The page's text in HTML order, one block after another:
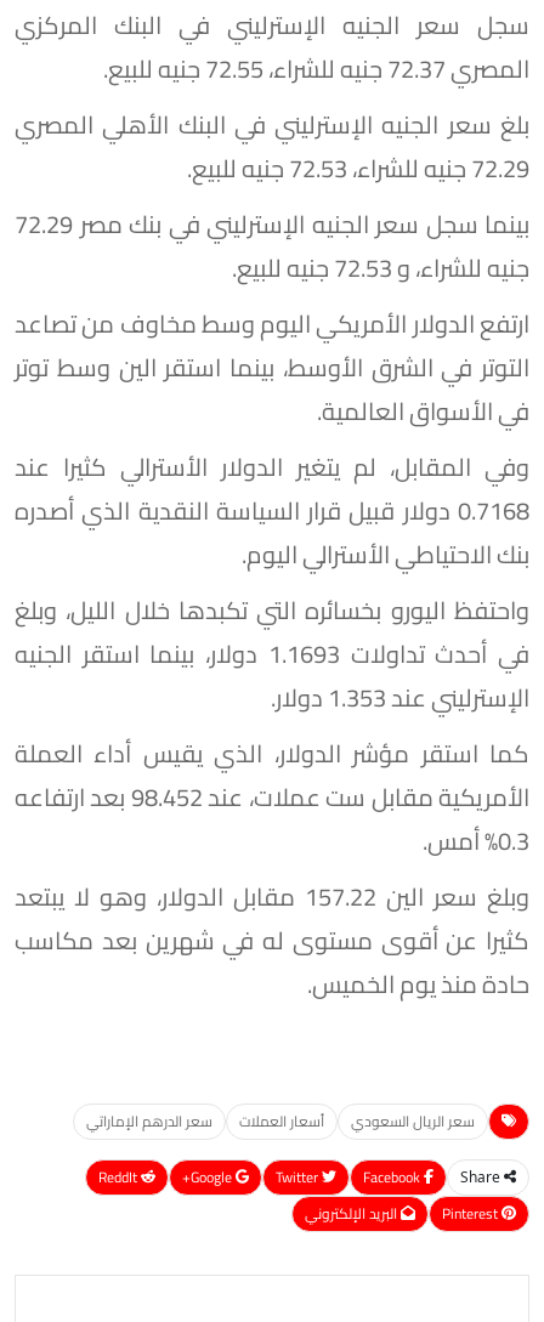
سجل سعر الجنيه الإسترليني في البنك المركزي
المصري 72.37 جنيه للشراء، 72.55 جنيه للبيع.
بلغ سعر الجنيه الإسترليني في البنك الأهلي المصري
72.29 جنيه للشراء، 72.53 جنيه للبيع.
بينما سجل سعر الجنيه الإسترليني في بنك مصر 72.29
جنيه للشراء، و 72.53 جنيه للبيع.
ارتفع الدولار الأمريكي اليوم وسط مخاوف من تصاعد
التوتر في الشرق الأوسط، بينما استقر الين وسط توتر
في الأسواق العالمية.
وفي المقابل، لم يتغير الدولار الأسترالي كثيرا عند
0.7168 دولار قبيل قرار السياسة النقدية الذي ‌أصدره
بنك الاحتياطي الأسترالي اليوم.
واحتفظ اليورو بخسائره التي تكبدها خلال الليل، وبلغ
في أحدث تداولات 1.1693 دولار، بينما استقر الجنيه
الإسترليني عند 1.353 دولار.
كما استقر مؤشر الدولار، الذي يقيس أداء العملة
الأمريكية مقابل ست عملات، عند 98.452 بعد ارتفاعه
0.3% أمس.
وبلغ سعر الين 157.22 مقابل الدولار، وهو لا يبتعد
كثيرا عن أقوى مستوى له في شهرين بعد مكاسب
حادة منذ يوم الخميس.
سعر الريال السعودي أسعار العملات سعر الدرهم الإماراتي
Share
Google+
ReddIt
Pinterest
البريد الإلكتروني